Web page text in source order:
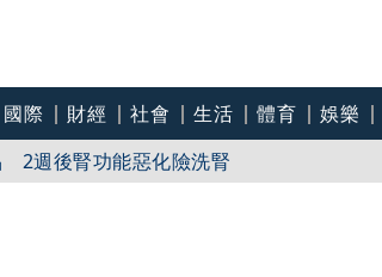
國際 財經 社會 生活 體育 娛樂
2週後腎功能惡化險洗腎
智障」仍被判無期！少年犯也重判30年